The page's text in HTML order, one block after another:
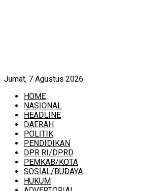
Jumat, 7 Agustus 2026
HOME
NASIONAL
HEADLINE
DAERAH
POLITIK
PENDIDIKAN
DPR RI/DPRD
PEMKAB/KOTA
SOSIAL/BUDAYA
HUKUM